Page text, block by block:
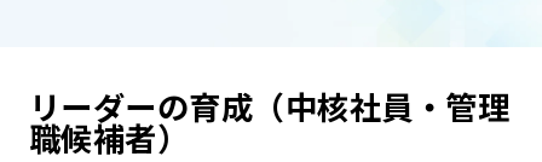
リーダーの育成（中核社員・管理
職候補者）